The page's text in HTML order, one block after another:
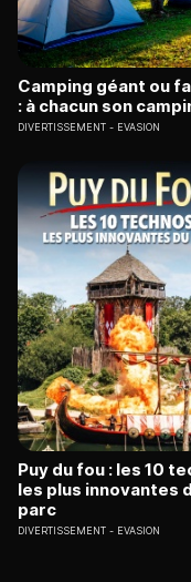
Camping géant ou
: à chacun son
DIVERTISSEMENT EVASION
Puy du fou : les 10
les plus innovantes
parc
DIVERTISSEMENT EVASION